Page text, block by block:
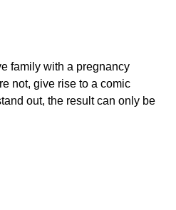
family with a pregnancy
not, give rise to a comic
out, the result can only be